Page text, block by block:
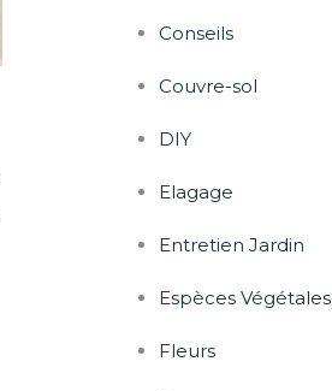
Conseils
Couvre-sol
DIY
Elagage
Entretien Jardin
Espèces Végétales
Fleurs